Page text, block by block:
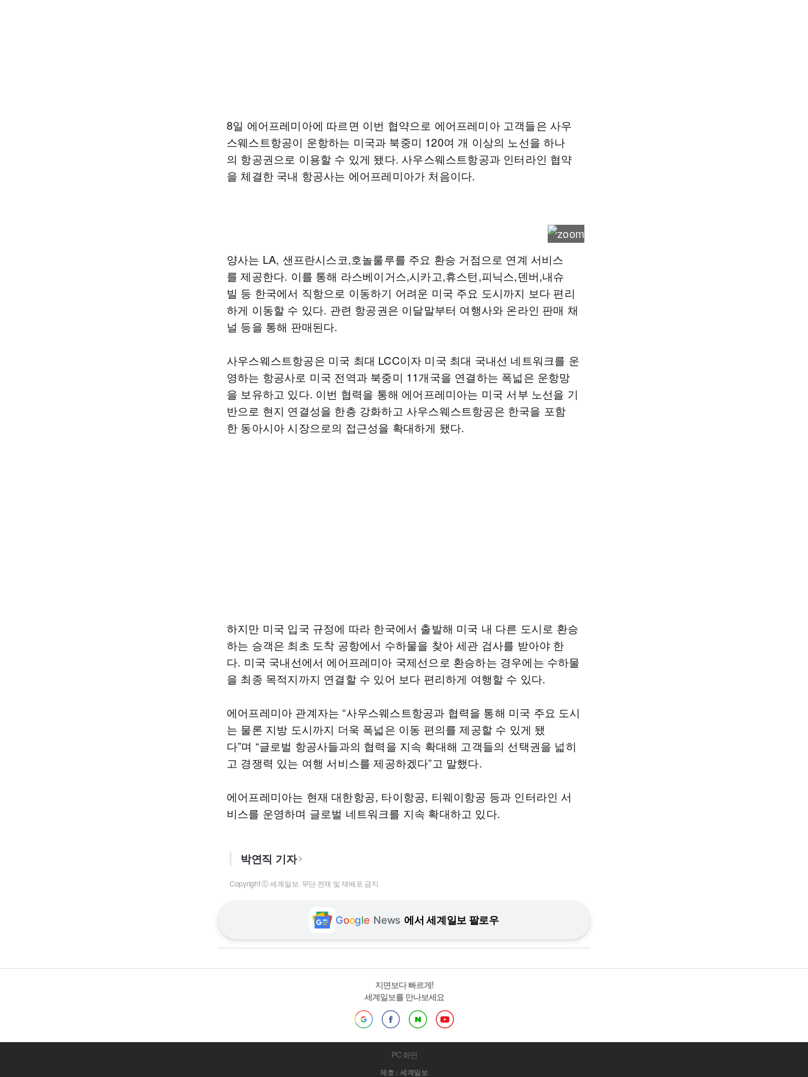
8일 에어프레미아에 따르면 이번 협약으로 에어프레미아 고객들은 사우
스웨스트항공이 운항하는 미국과 북중미 120여 개 이상의 노선을 하나
의 항공권으로 이용할 수 있게 됐다. 사우스웨스트항공과 인터라인 협약
을 체결한 국내 항공사는 에어프레미아가 처음이다.
양사는 LA, 샌프란시스코,호놀룰루를 주요 환승 거점으로 연계 서비스
를 제공한다. 이를 통해 라스베이거스,시카고,휴스턴,피닉스,덴버,내슈
빌 등 한국에서 직항으로 이동하기 어려운 미국 주요 도시까지 보다 편리
하게 이동할 수 있다. 관련 항공권은 이달말부터 여행사와 온라인 판매 채
널 등을 통해 판매된다.
사우스웨스트항공은 미국 최대 LCC이자 미국 최대 국내선 네트워크를 운
영하는 항공사로 미국 전역과 북중미 11개국을 연결하는 폭넓은 운항망
을 보유하고 있다. 이번 협력을 통해 에어프레미아는 미국 서부 노선을 기
반으로 현지 연결성을 한층 강화하고 사우스웨스트항공은 한국을 포함
한 동아시아 시장으로의 접근성을 확대하게 됐다.
하지만 미국 입국 규정에 따라 한국에서 출발해 미국 내 다른 도시로 환승
하는 승객은 최초 도착 공항에서 수하물을 찾아 세관 검사를 받아야 한
다. 미국 국내선에서 에어프레미아 국제선으로 환승하는 경우에는 수하물
을 최종 목적지까지 연결할 수 있어 보다 편리하게 여행할 수 있다.
에어프레미아 관계자는 “사우스웨스트항공과 협력을 통해 미국 주요 도시
는 물론 지방 도시까지 더욱 폭넓은 이동 편의를 제공할 수 있게 됐
다”며 “글로벌 항공사들과의 협력을 지속 확대해 고객들의 선택권을 넓히
고 경쟁력 있는 여행 서비스를 제공하겠다”고 말했다.
에어프레미아는 현재 대한항공, 타이항공, 티웨이항공 등과 인터라인 서
비스를 운영하며 글로벌 네트워크를 지속 확대하고 있다.
박연직 기자
Copyright ⓒ 세계일보. 무단 전재 및 재배포 금지
Google News 에서 세계일보 팔로우
지면보다 빠르게!
세계일보를 만나보세요
PC 화면
제호 : 세계일보